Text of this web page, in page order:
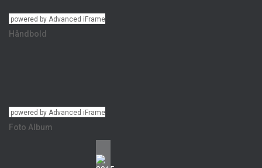
powered by Advanced iFrame
Håndbold
powered by Advanced iFrame
Foto Album